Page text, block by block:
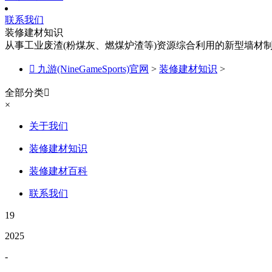
联系我们
装修建材知识
从事工业废渣(粉煤灰、燃煤炉渣等)资源综合利用的新型墙材
 九游(NineGameSports)官网 > 装修建材知识 >
全部分类
×
关于我们
装修建材知识
装修建材百科
联系我们
19
2025
-